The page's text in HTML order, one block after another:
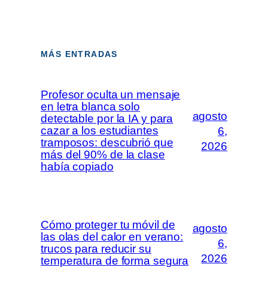
MÁS ENTRADAS
Profesor oculta un mensaje
en letra blanca solo
detectable por la IA y para
cazar a los estudiantes
tramposos: descubrió que
más del 90% de la clase
había copiado
agosto
6,
2026
Cómo proteger tu móvil de
las olas del calor en verano:
trucos para reducir su
temperatura de forma segura
agosto
6,
2026